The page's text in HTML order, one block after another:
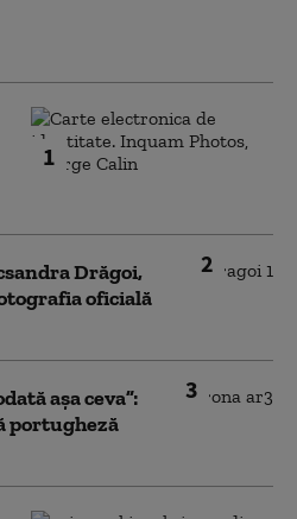
1
2
Drăgoi,
oficială
3
așa ceva”:
portugheză